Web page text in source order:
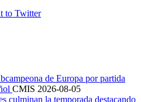
de Europa por partida
CMIS 2026-08-05
culminan la temporada destacando